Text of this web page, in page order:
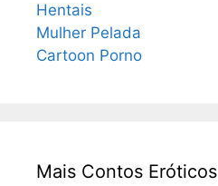
Hentais
Mulher Pelada
Cartoon Porno
Mais Contos Eróticos